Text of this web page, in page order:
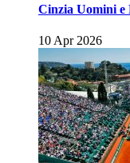
Cinzia Uomini e
10 Apr 2026